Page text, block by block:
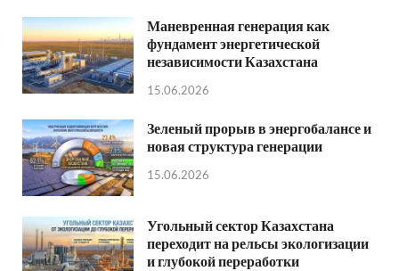
Маневренная генерация как
фундамент энергетической
независимости Казахстана
15.06.2026
Зеленый прорыв в энергобалансе и
новая структура генерации
15.06.2026
Угольный сектор Казахстана
переходит на рельсы экологизации
и глубокой переработки